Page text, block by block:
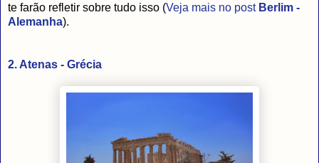
te farão refletir sobre tudo isso (Veja mais no post Berlim -
Alemanha).
2. Atenas - Grécia